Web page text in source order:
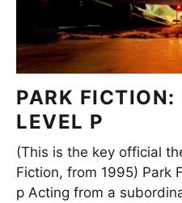
PARK FICTION:
LEVEL P
(This is the key official
Fiction, from 1995) Park
p Acting from a